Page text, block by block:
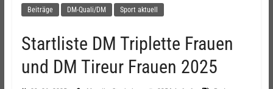
Beiträge DM-Quali/DM Sport aktuell
Startliste DM Triplette Frauen
und DM Tireur Frauen 2025